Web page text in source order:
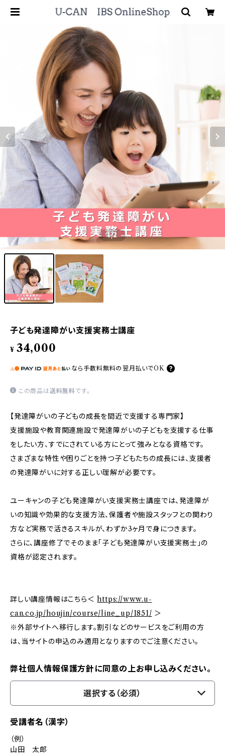
1/2
子ども発達障がい支援実務士講座
¥ 34,000
なら 手数料無料の 翌月払いでOK
この商品は送料無料です。
【発達障がいの子どもの成長を間近で支援する専門家】
支援施設や教育関連施設で発達障がいの子どもを支援する仕事
をしたい方、すでにされている方にとって強みとなる資格です。
さまざまな特性や困りごとを持つ子どもたちの成長には、支援者
の発達障がいに対する正しい理解が必要です。
ユーキャンの子ども発達障がい支援実務士講座では、発達障が
いの知識や効果的な支援方法、保護者や施設スタッフとの関わり
方など実務で活きるスキルが、わずか3ヶ月で身につきます。
さらに、講座修了でそのまま「子ども発達障がい支援実務士」の
資格が認定されます。
詳しい講座情報はこちら＜https://www.u-
can.co.jp/houjin/course/line_up/1851/ ＞
※外部サイトへ移行します。割引などのサービスをご利用の方
は、当サイトの申込のみ適用となりますのでご注意ください。
弊社個人情報保護方針に同意の上お申し込みください。
選択する（必須）
受講者名（漢字）
（例）
山田 太郎